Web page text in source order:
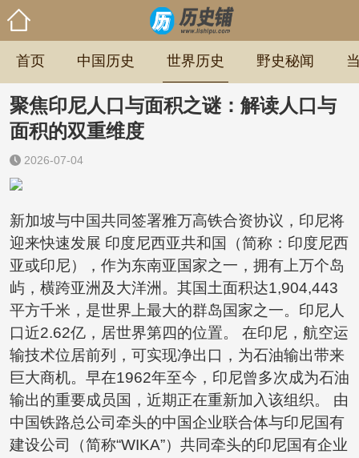
首页 中国历史 世界历史 野史秘闻
聚焦印尼人口与面积之谜：解读人口与
面积的双重维度
2026-07-04
新加坡与中国共同签署雅万高铁合资协议，印尼将
迎来快速发展 印度尼西亚共和国（简称：印度尼西
亚或印尼），作为东南亚国家之一，拥有上万个岛
屿，横跨亚洲及大洋洲。其国土面积达1,904,443
平方千米，是世界上最大的群岛国家之一。印尼人
口近2.62亿，居世界第四的位置。 在印尼，航空运
输技术位居前列，可实现净出口，为石油输出带来
巨大商机。早在1962年至今，印尼曾多次成为石油
输出的重要成员国，近期正在重新加入该组织。 由
中国铁路总公司牵头的中国企业联合体与印尼国有
建设公司（简称“WIKA”）共同牵头的印尼国有企业